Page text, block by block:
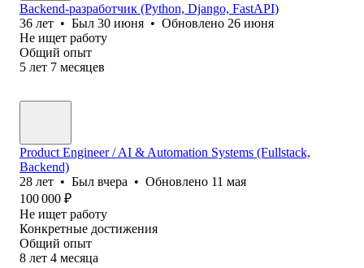
Backend-разработчик (Python, Django, FastAPI)
36 лет • Был 30 июня • Обновлено 26 июня
Не ищет работу
Общий опыт
5 лет 7 месяцев
Product Engineer / AI & Automation Systems (Fullstack,
Backend)
28 лет • Был вчера • Обновлено 11 мая
100 000 ₽
Не ищет работу
Конкретные достижения
Общий опыт
8 лет 4 месяца